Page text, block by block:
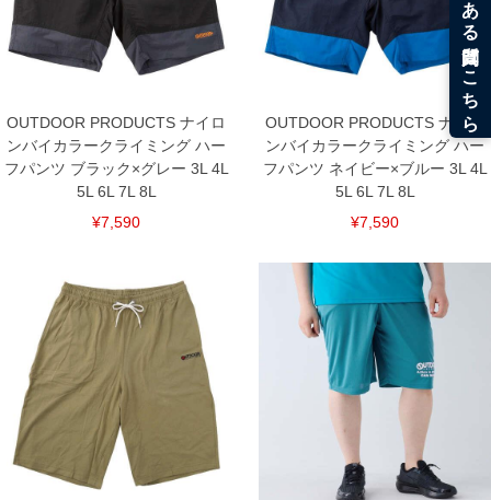
8L/145～160/27/53/178
単位はcm
※【返品交換について】
返品交換希望の方は、商品到着後1週間以内にご連絡ください。
下着(肌着)やワイシャツは商品の性質上、返品交換不可とさせて頂いております。予め
ご了承くださいませ。
※【ボトムの裾上げをご希望の場合】
裾上げ料金は500円+税となります。
備考欄に股下●cmとご記入下さい。（裾上げ無料対象商品は1本につき税込6,000円以
上の品が対象。1本5,999円以下の商品は有料（500円+税）となります。）
出荷まで約1週間～20日間程お時間を頂く場合がございます。
尚、裾上げした商品は返品・交換不可となりますので、予めご了承下さい。
※商品によって若干のサイズの誤差がございます。また、お客様がご使用の環境（コ
ンピュータ画面）によって、商品の色味が若干異なる場合がございます。予めご了承
ください。
※当店での掲載商品は、実店鋪と在庫を共用しておりますので店頭での売り違い、店
舗からのお取り寄せ等により、お客様にご迷惑をお掛けしてしまう場合がございま
す。そのようなことがない様最大限に努めておりますが、もしあった場合速やかにご
連絡させて頂きますので予めご了承ください。
OUTDOOR PRODUCTS ナイロ
ンバイカラークライミング ハー
フパンツ ブラック×グレー 3L 4L
5L 6L 7L 8L
¥7,590
OUTDOOR PRODUCTS ナイロ
ンバイカラークライミング ハー
フパンツ ネイビー×ブルー 3L 4L
5L 6L 7L 8L
¥7,590